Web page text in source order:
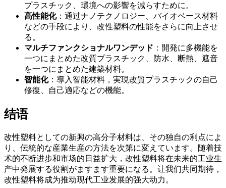
プラスチック、環境への影響を減らすために。
高性能化：通过ナノテクノロジー、バイオベース材料
などの手段により、改性塑料の性能をさらに向上させ
る。
マルチファンクショナルワンデッド ：開発に多機能を
一つにまとめた改質プラスチック、防水、断熱、遮音
を一つにまとめた建築材料。
智能化：導入智能材料，実現改質プラスチックの自己
修復、自己適応などの機能。
结语
改性塑料としての新興の高分子材料は、その独自の利点によ
り、伝統的な産業生産の方法を次第に変えています。随着技
术的不断进步和市场的日益扩大，改性塑料将在未来的工业生
产中発展する役割がますます重要になる。让我们共同期待，
改性塑料将成为推动现代工业发展的强大动力。